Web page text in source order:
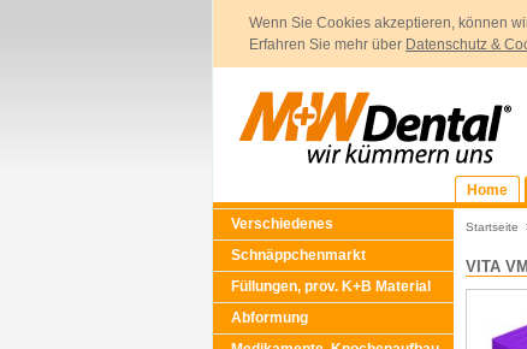
Wenn Sie Cookies akzeptieren, können
Erfahren Sie mehr über Datenschutz &
Home
Verschiedenes
Schnäppchenmarkt
Füllungen, prov. K+B Material
Abformung
Startseite
VITA